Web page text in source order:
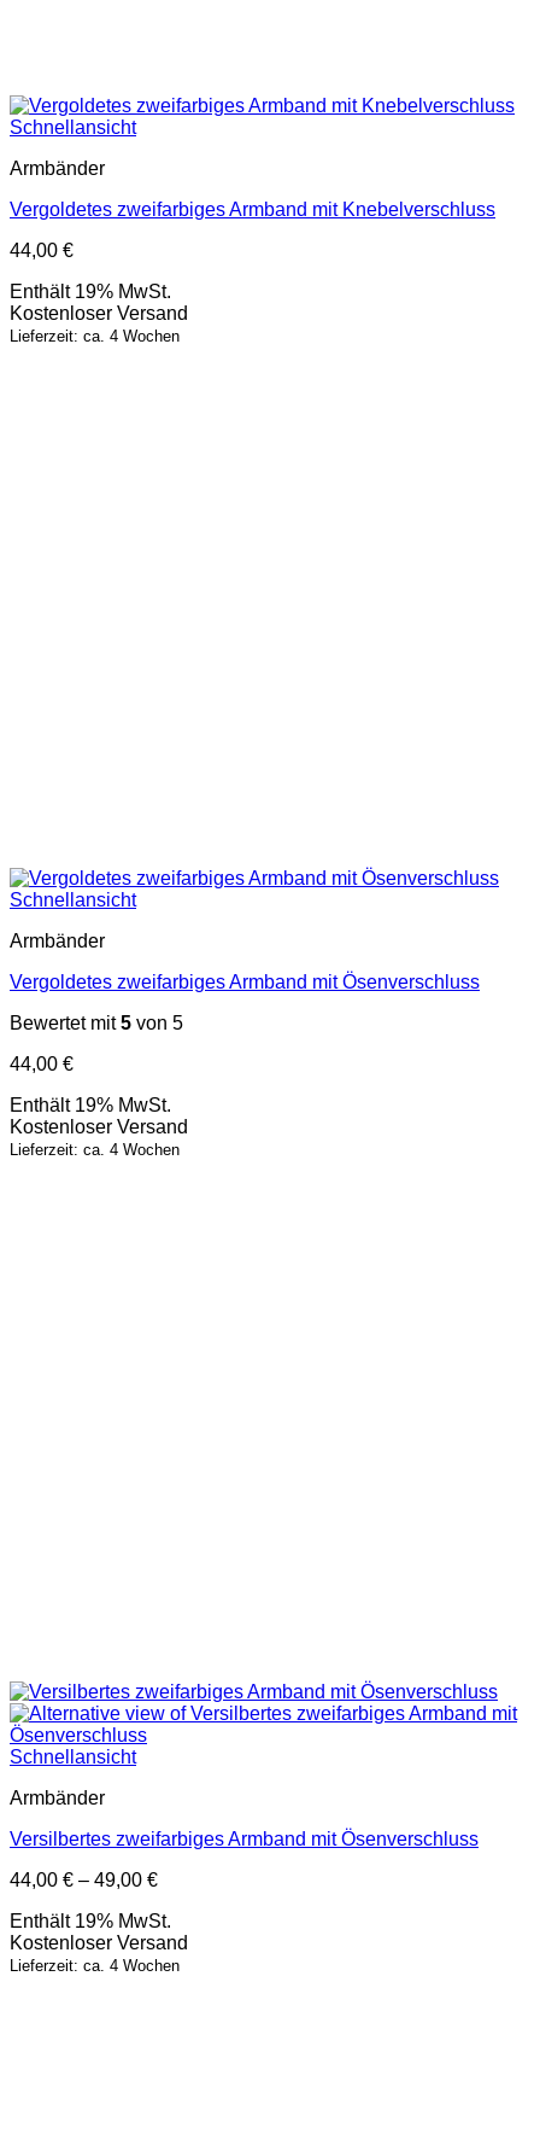
Schnellansicht
Armbänder
Vergoldetes zweifarbiges Armband mit Knebelverschluss
44,00 €
Enthält 19% MwSt.
Kostenloser Versand
Lieferzeit: ca. 4 Wochen
Schnellansicht
Armbänder
Vergoldetes zweifarbiges Armband mit Ösenverschluss
Bewertet mit5 von 5
44,00 €
Enthält 19% MwSt.
Kostenloser Versand
Lieferzeit: ca. 4 Wochen
Schnellansicht
Armbänder
Versilbertes zweifarbiges Armband mit Ösenverschluss
44,00 € – 49,00 €Preisspanne:
bis
49,00 €
Enthält 19% MwSt.
Kostenloser Versand
Lieferzeit: ca. 4 Wochen